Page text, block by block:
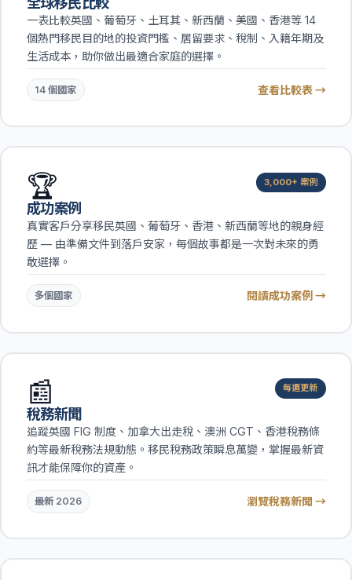
一表比較英國、葡萄牙、土耳其、新西蘭、美國、香港等 14
個熱門移民目的地的投資門檻、居留要求、稅制、入籍年期及
生活成本，助你做出最適合家庭的選擇。
14 個國家 查看比較表 →
🏆 3,000+ 案例
成功案例
真實客戶分享移民英國、葡萄牙、香港、新西蘭等地的親身經
歷 — 由準備文件到落戶安家，每個故事都是一次對未來的勇
敢選擇。
多個國家 閱讀成功案例 →
📰 每週更新
稅務新聞
追蹤英國 FIG 制度、加拿大出走稅、澳洲 CGT、香港稅務條
約等最新稅務法規動態。移民稅務政策瞬息萬變，掌握最新資
訊才能保障你的資產。
最新 2026 瀏覽稅務新聞 →